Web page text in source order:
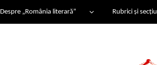
Despre „România literară” Rubrici și